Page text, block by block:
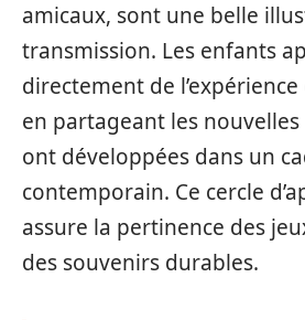
amicaux, sont une belle
transmission. Les enfants
directement de
en partageant les nouvelles
ont développées dans un
contemporain. Ce cercle
assure la pertinence des
des souvenirs durables.